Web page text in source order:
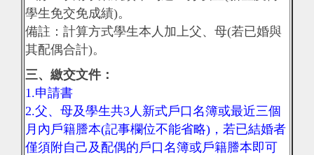
學生免交免成績)。
備註：計算方式學生本人加上父、母(若已婚與
其配偶合計)。
三、繳交文件：
1.申請書
2.父、母及學生共3人新式戶口名簿或最近三個
月內戶籍謄本(記事欄位不能省略)，若已結婚者
僅須附自己及配偶的戶口名簿或戶籍謄本即可